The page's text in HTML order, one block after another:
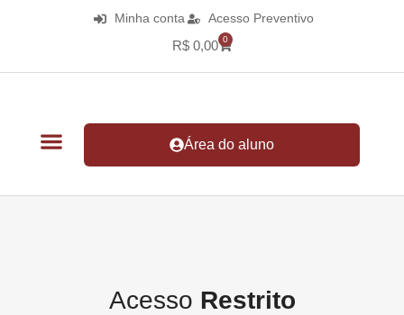
Minha conta Acesso Preventivo
R$ 0,00 0
Área do aluno
Acesso Restrito